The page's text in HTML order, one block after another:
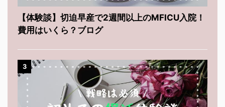
【体験談】切迫早産で2週間以上のMFICU入院！
費用はいくら？ブログ
3